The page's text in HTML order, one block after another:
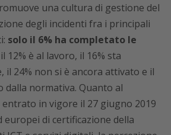
una cultura di gestione del
degli incidenti fra i principali
solo il 6% ha completato le
12% è al lavoro, il 16% sta
il 24% non si è ancora attivato e il
dalla normativa. Quanto al
entrato in vigore il 27 giugno 2019
europei di certificazione della